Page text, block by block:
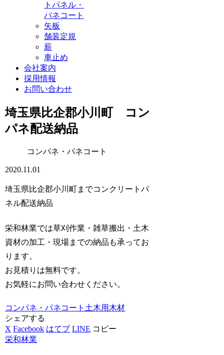
トパネル・
パネコート
矢板
舗装定規
薪
車止め
会社案内
採用情報
お問い合わせ
埼玉県比企郡小川町 コン
パネ配送納品
コンパネ・パネコート
2020.11.01
埼玉県比企郡小川町までコンクリートパ
ネル配送納品
栄和林業では草刈作業・雑草搬出・土木
資材の加工・現場までの納品も承ってお
ります。
お見積りは無料です。
お気軽にお問い合わせください。
コンパネ・パネコート 土木用木材
シェアする
X Facebook はてブ LINE コピー
栄和林業